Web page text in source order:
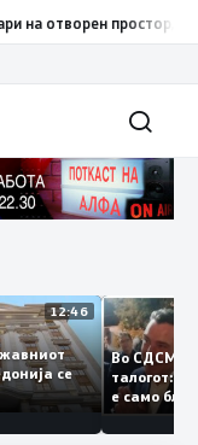
отворен простор, од
12:46
се
Во СДСМ
е само
копија
Заев